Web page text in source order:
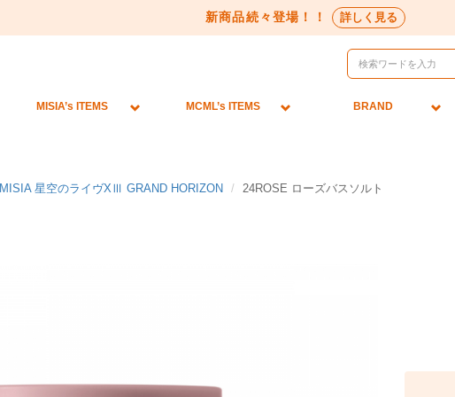
新商品続々登場！！ 詳しく見る
MISIA’s ITEMS MCML’s ITEMS BRAND
MISIA 星空のライヴXⅢ GRAND HORIZON 24ROSE ローズバスソルト